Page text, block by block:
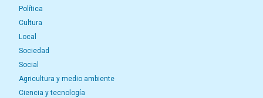
Política
Cultura
Local
Sociedad
Social
Agricultura y medio ambiente
Ciencia y tecnología